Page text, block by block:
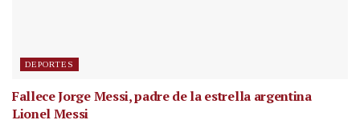
DEPORTES
Fallece Jorge Messi, padre de la estrella argentina
Lionel Messi